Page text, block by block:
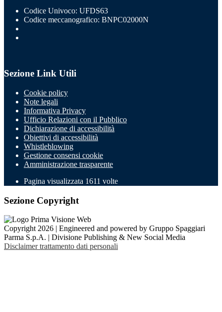
Codice Univoco: UFDS63
Codice meccanografico: BNPC02000N
Sezione Link Utili
Cookie policy
Note legali
Informativa Privacy
Ufficio Relazioni con il Pubblico
Dichiarazione di accessibilità
Obiettivi di accessibilità
Whistleblowing
Gestione consensi cookie
Amministrazione trasparente
Pagina visualizzata 1611 volte
Sezione Copyright
Copyright 2026 | Engineered and powered by Gruppo Spaggiari
Parma S.p.A. | Divisione Publishing & New Social Media
Disclaimer trattamento dati personali